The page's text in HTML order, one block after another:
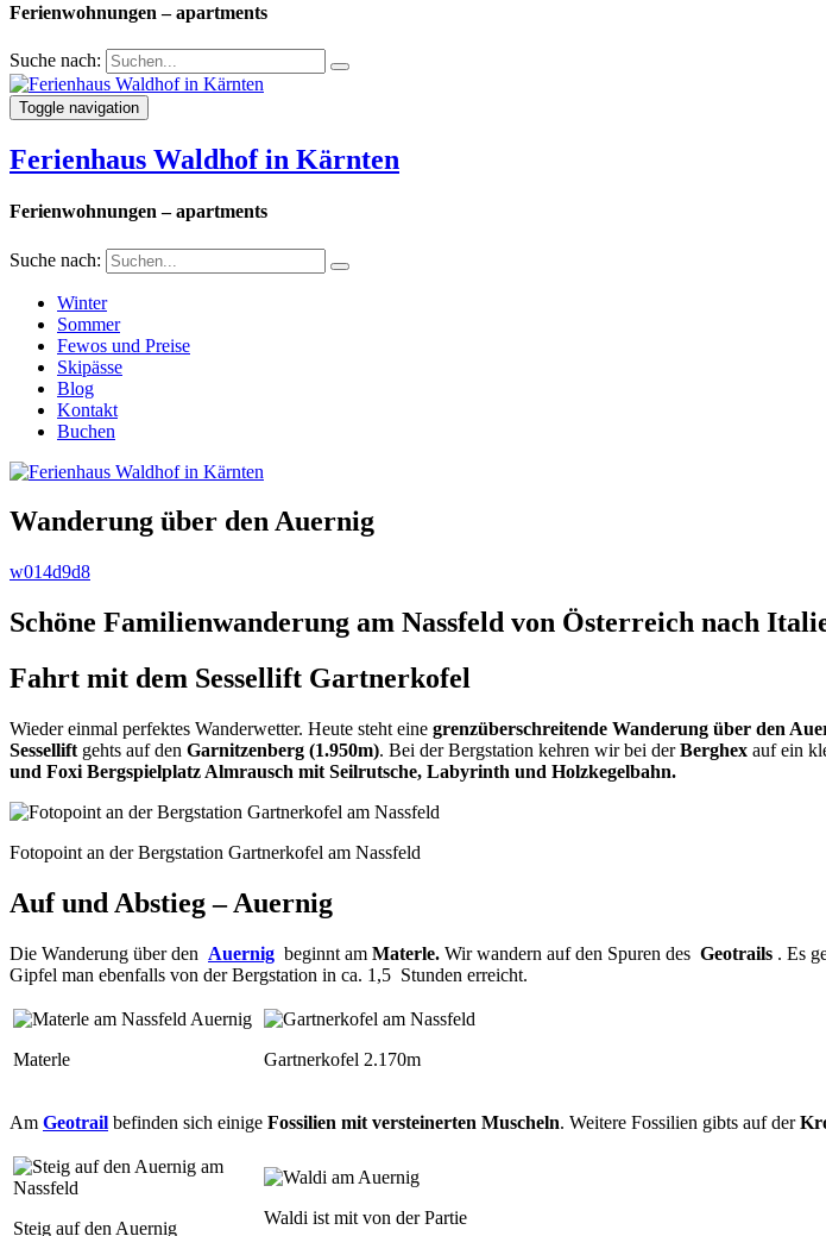
Ferienwohnungen – apartments
Suche nach:
Toggle navigation
Ferienhaus Waldhof in Kärnten
Ferienwohnungen – apartments
Suche nach:
Winter
Sommer
Fewos und Preise
Skipässe
Blog
Kontakt
Buchen
Wanderung über den Auernig
w014d9d8
Schöne Familienwanderung am Nassfeld von Österreich nach
Fahrt mit dem Sessellift Gartnerkofel
Wieder einmal perfektes Wanderwetter. Heute steht eine grenzüberschreitende Wanderung über den
Sessellift gehts auf den Garnitzenberg (1.950m). Bei der Bergstation kehren wir bei derBerghex auf ein
und Foxi Bergspielplatz Almrausch mit Seilrutsche, Labyrinth und Holzkegelbahn.
Fotopoint an der Bergstation Gartnerkofel am Nassfeld
Auf und Abstieg – Auernig
Die Wanderung über den Auernig beginnt am Materle. Wir wandern auf den Spuren des Geotrails . Es
Gipfel man ebenfalls von der Bergstation in ca. 1,5 Stunden erreicht.
Materle Gartnerkofel 2.170m
Am Geotrail befinden sich einige Fossilien mit versteinerten Muscheln. Weitere Fossilien gibts auf der
Steig auf den Auernig
Waldi ist mit von der Partie